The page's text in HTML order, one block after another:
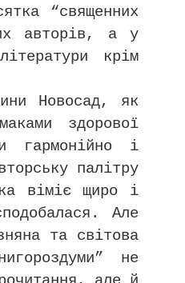
“священних
авторів, а у
крім
Новосад, як
здорової
гармонійно і
палітру
віміє щиро і
Але
та світова
не